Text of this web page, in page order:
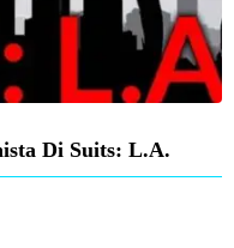
Di Suits: L.A.